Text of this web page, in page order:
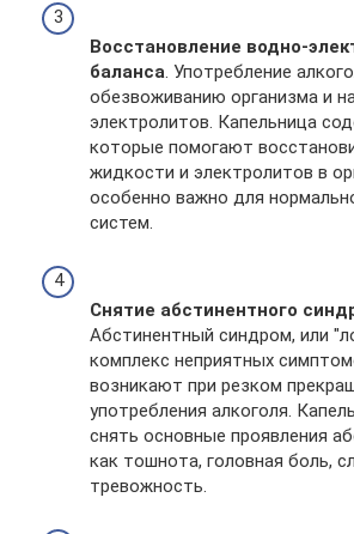
Восстановление водно-
баланса . Употребление
обезвоживанию организма и
электролитов. Капельница
которые помогают
жидкости и электролитов в
особенно важно для
систем.
Снятие абстинентного
Абстинентный синдром, или
комплекс неприятных
возникают при резком
употребления алкоголя.
снять основные проявления
как тошнота, головная боль,
тревожность.